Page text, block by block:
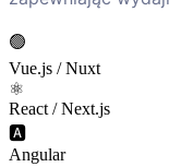
🟢
Vue.js / Nuxt
⚛️
React / Next.js
🅰️
Angular